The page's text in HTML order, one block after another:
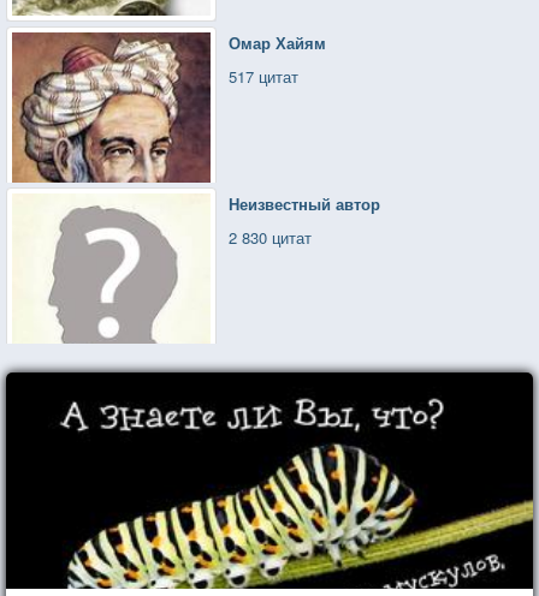
Омар Хайям
517 цитат
Неизвестный автор
2 830 цитат